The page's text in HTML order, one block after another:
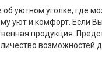
об уютном уголке, где
уют и комфорт. Если
продукция.